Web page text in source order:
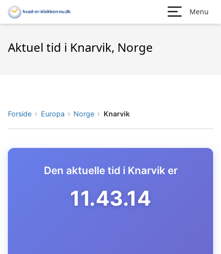
Menu
Aktuel tid i Knarvik, Norge
Forside Europa Norge Knarvik
Den aktuelle tid i Knarvik er
11.43.15